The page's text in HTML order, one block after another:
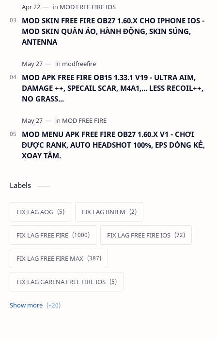
MOD SKIN FREE FIRE OB27 1.60.X CHO IPHONE IOS -
MOD SKIN QUẦN ÁO, HÀNH ĐỘNG, SKIN SÚNG,
ANTENNA
MOD APK FREE FIRE OB15 1.33.1 V19 - ULTRA AIM,
DAMAGE ++, SPECAIL SCAR, M4A1,... LESS RECOIL++,
NO GRASS...
MOD MENU APK FREE FIRE OB27 1.60.X V1 - CHƠI
ĐƯỢC RANK, AUTO HEADSHOT 100%, EPS DÒNG KẺ,
XOAY TÂM.
Labels
FIX LAG AOG FIX LAG BNB M
FIX LAG FREE FIRE FIX LAG FREE FIRE IOS
FIX LAG FREE FIRE MAX
FIX LAG GARENA FREE FIRE IOS
FIX LAG LIÊN QUÂN MOBILE